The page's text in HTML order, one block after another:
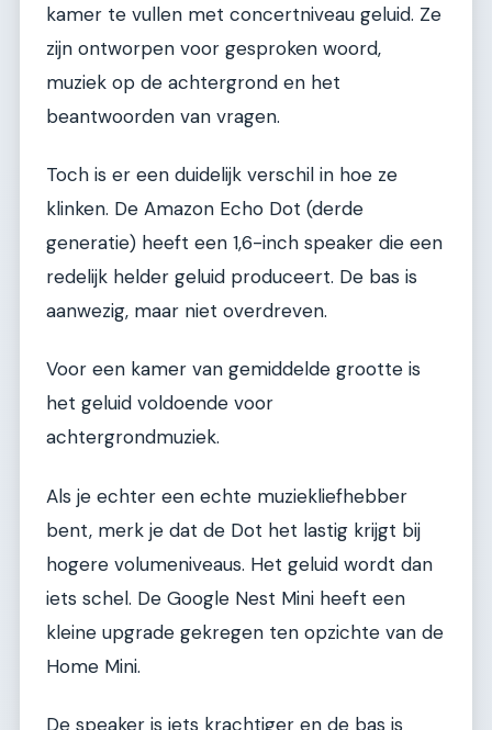
kamer te vullen met concertniveau geluid. Ze
zijn ontworpen voor gesproken woord,
muziek op de achtergrond en het
beantwoorden van vragen.
Toch is er een duidelijk verschil in hoe ze
klinken. De Amazon Echo Dot (derde
generatie) heeft een 1,6-inch speaker die een
redelijk helder geluid produceert. De bas is
aanwezig, maar niet overdreven.
Voor een kamer van gemiddelde grootte is
het geluid voldoende voor
achtergrondmuziek.
Als je echter een echte muziekliefhebber
bent, merk je dat de Dot het lastig krijgt bij
hogere volumeniveaus. Het geluid wordt dan
iets schel. De Google Nest Mini heeft een
kleine upgrade gekregen ten opzichte van de
Home Mini.
De speaker is iets krachtiger en de bas is